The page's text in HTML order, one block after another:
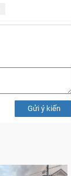
Gửi ý kiến